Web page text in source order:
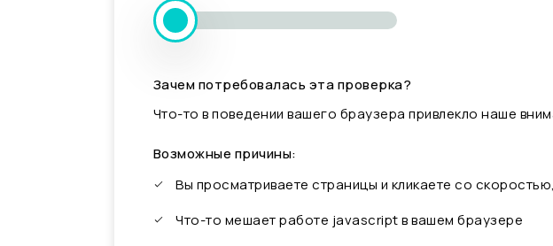
Зачем потребовалась эта проверка?
Что-то в поведении вашего браузера привлекло наше
Возможные причины:
Вы просматриваете страницы и кликаете со
Что-то мешает работе javascript в вашем браузере